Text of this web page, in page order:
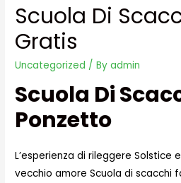
Scuola Di
Gratis
Uncategorized / Byadmin
Scuola Di
Ponzetto
L’esperienza di rileggere Solstice
vecchio amore Scuola di scacchi